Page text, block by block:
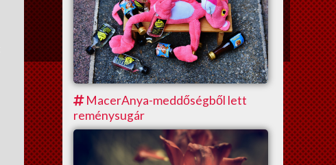
MacerAnya-meddőségből lett
reménysugár